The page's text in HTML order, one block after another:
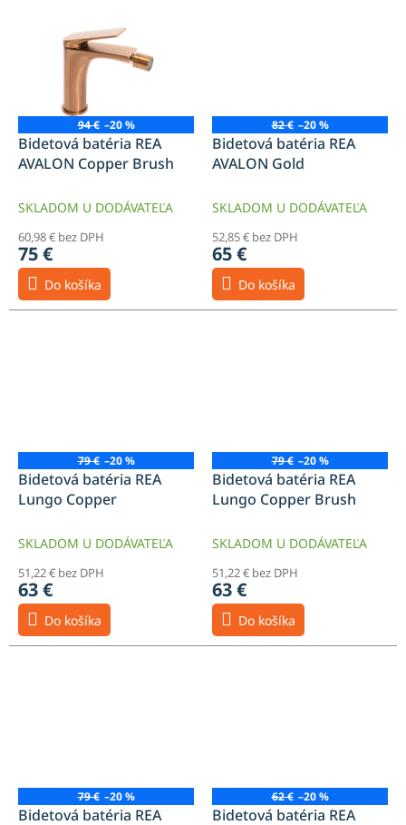
94 € –20 %
Bidetová batéria REA
AVALON Copper Brush
SKLADOM U DODÁVATEĽA
60,98 € bez DPH
75 €
Do košíka
82 € –20 %
Bidetová batéria REA
AVALON Gold
SKLADOM U DODÁVATEĽA
52,85 € bez DPH
65 €
Do košíka
79 € –20 %
Bidetová batéria REA
Lungo Copper
SKLADOM U DODÁVATEĽA
51,22 € bez DPH
63 €
Do košíka
79 € –20 %
Bidetová batéria REA
Lungo Copper Brush
SKLADOM U DODÁVATEĽA
51,22 € bez DPH
63 €
Do košíka
79 € –20 %
Bidetová batéria REA
62 € –20 %
Bidetová batéria REA